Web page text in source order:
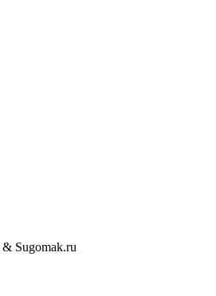
& Sugomak.ru